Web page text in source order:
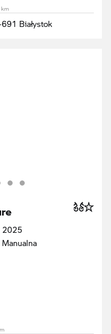
Białystok
2025
Manualna